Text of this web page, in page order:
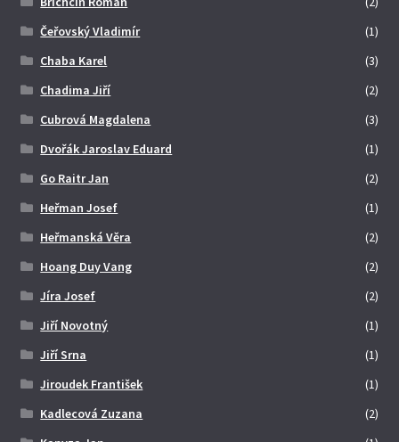
Čeřovský Vladimír
(1)
Chaba Karel
(3)
Chadima Jiří
(2)
Cubrová Magdalena
(3)
Dvořák Jaroslav Eduard
(1)
Go Raitr Jan
(2)
Heřman Josef
(1)
Heřmanská Věra
(2)
Hoang Duy Vang
(2)
Jíra Josef
(2)
Jiří Novotný
(1)
Jiří Srna
(1)
Jiroudek František
(1)
Kadlecová Zuzana
(2)